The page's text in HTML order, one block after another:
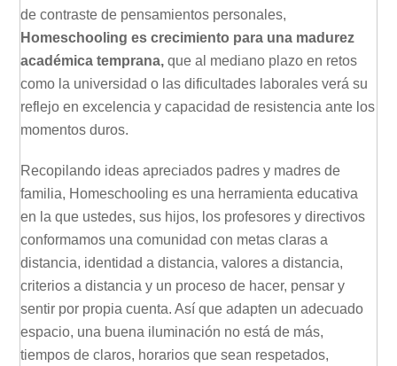
de contraste de pensamientos personales,
Homeschooling es crecimiento para una madurez
académica temprana, que al mediano plazo en retos
como la universidad o las dificultades laborales verá su
reflejo en excelencia y capacidad de resistencia ante los
momentos duros.
Recopilando ideas apreciados padres y madres de
familia, Homeschooling es una herramienta educativa
en la que ustedes, sus hijos, los profesores y directivos
conformamos una comunidad con metas claras a
distancia, identidad a distancia, valores a distancia,
criterios a distancia y un proceso de hacer, pensar y
sentir por propia cuenta. Así que adapten un adecuado
espacio, una buena iluminación no está de más,
tiempos de claros, horarios que sean respetados,